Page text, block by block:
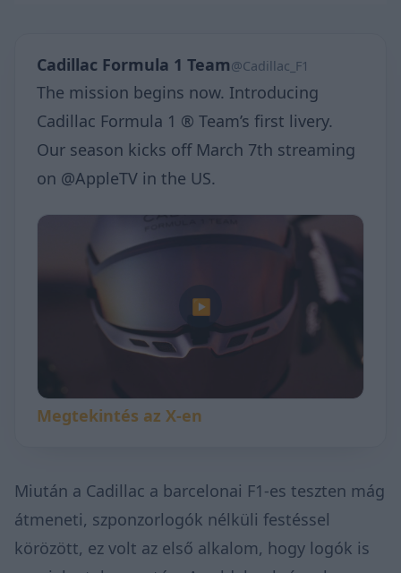
Cadillac Formula 1 Team@Cadillac_F1
The mission begins now. Introducing
Cadillac Formula 1 ® Team’s first livery.
Our season kicks off March 7th streaming
on @AppleTV in the US.
▶
Megtekintés az X-en
Miután a Cadillac a barcelonai F1-es teszten mág
átmeneti, szponzorlogók nélküli festéssel
körözött, ez volt az első alkalom, hogy logók is